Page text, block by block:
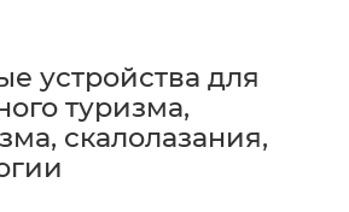
устройства для
туризма,
скалолазания,